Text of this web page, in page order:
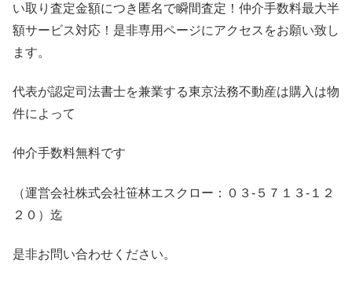
い取り査定金額につき匿名で瞬間査定！仲介手数料最大半
額サービス対応！是非専用ページにアクセスをお願い致し
ます。
代表が認定司法書士を兼業する東京法務不動産は購入は物
件によって
仲介手数料無料です
（運営会社株式会社笹林エスクロー：０３-５７１３-１２
２０）迄
是非お問い合わせください。